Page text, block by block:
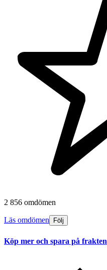
2 856 omdömen
Läs omdömen Följ
Köp mer och spara på frakten